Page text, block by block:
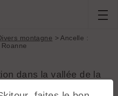
montagne > Ancelle :
dans la vallée de la